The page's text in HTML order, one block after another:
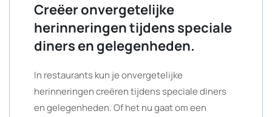
Creëer onvergetelijke
herinneringen tijdens speciale
diners en gelegenheden.
In restaurants kun je onvergetelijke
herinneringen creëren tijdens speciale diners
en gelegenheden. Of het nu gaat om een